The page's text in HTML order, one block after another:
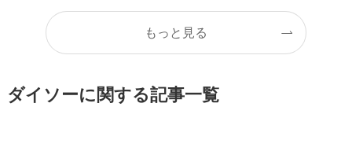
もっと見る
ダイソーに関する記事一覧